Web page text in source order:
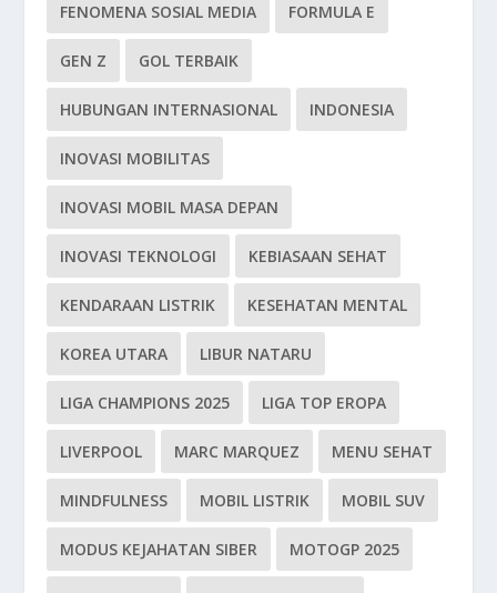
FENOMENA SOSIAL MEDIA FORMULA E
GEN Z GOL TERBAIK
HUBUNGAN INTERNASIONAL INDONESIA
INOVASI MOBILITAS
INOVASI MOBIL MASA DEPAN
INOVASI TEKNOLOGI KEBIASAAN SEHAT
KENDARAAN LISTRIK KESEHATAN MENTAL
KOREA UTARA LIBUR NATARU
LIGA CHAMPIONS 2025 LIGA TOP EROPA
LIVERPOOL MARC MARQUEZ MENU SEHAT
MINDFULNESS MOBIL LISTRIK MOBIL SUV
MODUS KEJAHATAN SIBER MOTOGP 2025